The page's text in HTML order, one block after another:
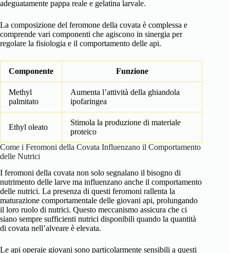
adeguatamente pappa reale e gelatina larvale.
La composizione del feromone della covata è complessa e
comprende vari componenti che agiscono in sinergia per
regolare la fisiologia e il comportamento delle api.
Componente Funzione
Methyl
palmitato
Aumenta l’attività della ghiandola
ipofaringea
Ethyl oleato
Stimola la produzione di materiale
proteico
Come i Feromoni della Covata Influenzano il Comportamento
delle Nutrici
I feromoni della covata non solo segnalano il bisogno di
nutrimento delle larve ma influenzano anche il comportamento
delle nutrici. La presenza di questi feromoni rallenta la
maturazione comportamentale delle giovani api, prolungando
il loro ruolo di nutrici. Questo meccanismo assicura che ci
siano sempre sufficienti nutrici disponibili quando la quantità
di covata nell’alveare è elevata.
Le api operaie giovani sono particolarmente sensibili a questi